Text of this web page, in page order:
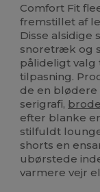
Comfort Fit
fremstillet af
Disse alsidige
snoretræk og
pålideligt
tilpasning.
de en blødere
serigrafi,
efter blanke
stilfuldt
shorts en
ubørstede
varmere vejr